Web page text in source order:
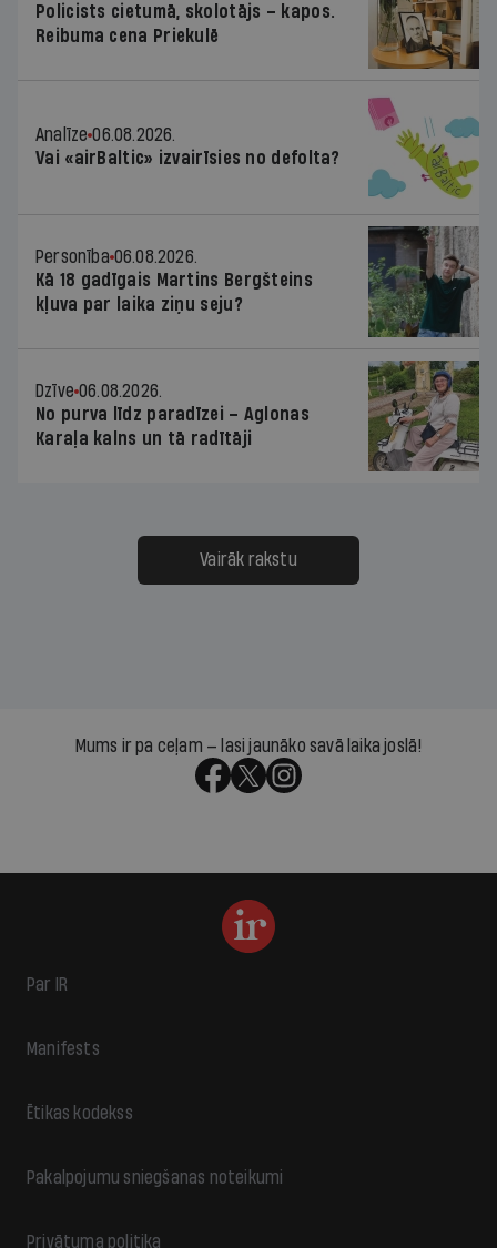
Policists cietumā, skolotājs – kapos.
Reibuma cena Priekulē
Analīze 06.08.2026.
Vai «airBaltic» izvairīsies no defolta?
Personība 06.08.2026.
Kā 18 gadīgais Martins Bergšteins
kļuva par laika ziņu seju?
Dzīve 06.08.2026.
No purva līdz paradīzei – Aglonas
Karaļa kalns un tā radītāji
Vairāk rakstu
Mums ir pa ceļam — lasi jaunāko savā laika joslā!
Par IR
Manifests
Ētikas kodekss
Pakalpojumu sniegšanas noteikumi
Privātuma politika